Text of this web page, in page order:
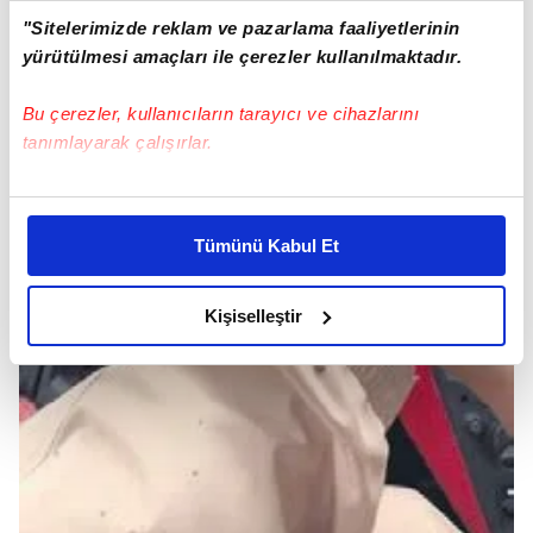
"Sitelerimizde reklam ve pazarlama faaliyetlerinin
yürütülmesi amaçları ile çerezler kullanılmaktadır.
Bu çerezler, kullanıcıların tarayıcı ve cihazlarını
tanımlayarak çalışırlar.
Bu çerezlere izin vermeniz halinde sizlere özel
daha iyi reklam deneyimi yaşatabiliriz. Bunu yaparken
amacımızın size daha iyi bir reklam deneyimi sunmak
olduğunu ve sizlere en iyi içerikleri sunabilmek adına
elimizden gelen çabayı gösterdiğimizi ve bu noktada,
reklamların maliyetlerimizi karşılamak noktasında tek gelir
kalemimiz olduğunu sizlere hatırlatmak isteriz.
Her halükârda, kullanıcılar, bu çerezlere izin vermedikleri
gösterilmeyecektir."
Tümünü Kabul Et
Kişiselleştir